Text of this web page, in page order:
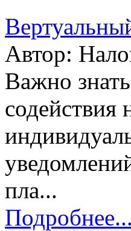
Автор:
Важно
содействия
пла...
Подробнее...